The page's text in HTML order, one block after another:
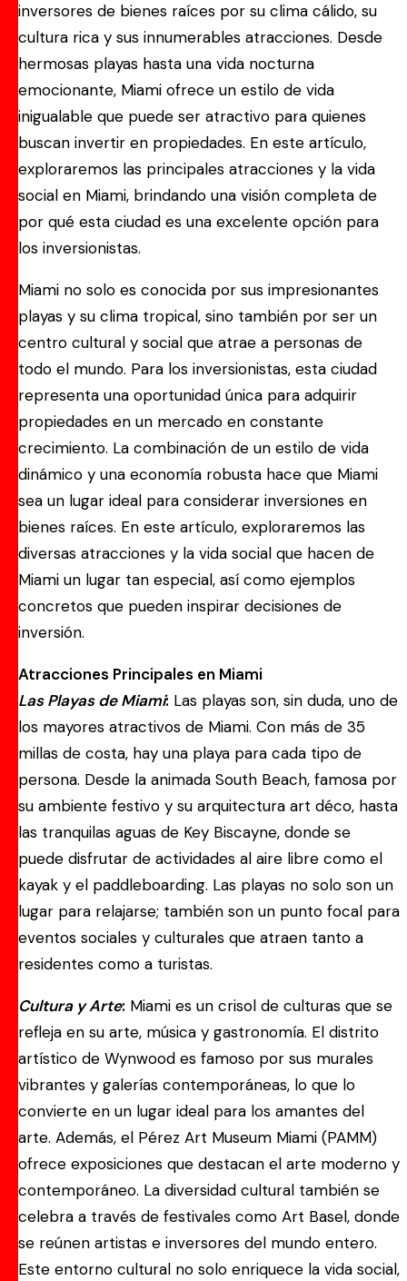
inversores de bienes raíces por su clima cálido, su
cultura rica y sus innumerables atracciones. Desde
hermosas playas hasta una vida nocturna
emocionante, Miami ofrece un estilo de vida
inigualable que puede ser atractivo para quienes
buscan invertir en propiedades. En este artículo,
exploraremos las principales atracciones y la vida
social en Miami, brindando una visión completa de
por qué esta ciudad es una excelente opción para
los inversionistas.
Miami no solo es conocida por sus impresionantes
playas y su clima tropical, sino también por ser un
centro cultural y social que atrae a personas de
todo el mundo. Para los inversionistas, esta ciudad
representa una oportunidad única para adquirir
propiedades en un mercado en constante
crecimiento. La combinación de un estilo de vida
dinámico y una economía robusta hace que Miami
sea un lugar ideal para considerar inversiones en
bienes raíces. En este artículo, exploraremos las
diversas atracciones y la vida social que hacen de
Miami un lugar tan especial, así como ejemplos
concretos que pueden inspirar decisiones de
inversión.
Atracciones Principales en Miami
Las Playas de Miami: Las playas son, sin duda, uno de
los mayores atractivos de Miami. Con más de 35
millas de costa, hay una playa para cada tipo de
persona. Desde la animada South Beach, famosa por
su ambiente festivo y su arquitectura art déco, hasta
las tranquilas aguas de Key Biscayne, donde se
puede disfrutar de actividades al aire libre como el
kayak y el paddleboarding. Las playas no solo son un
lugar para relajarse; también son un punto focal para
eventos sociales y culturales que atraen tanto a
residentes como a turistas.
Cultura y Arte: Miami es un crisol de culturas que se
refleja en su arte, música y gastronomía. El distrito
artístico de Wynwood es famoso por sus murales
vibrantes y galerías contemporáneas, lo que lo
convierte en un lugar ideal para los amantes del
arte. Además, el Pérez Art Museum Miami (PAMM)
ofrece exposiciones que destacan el arte moderno y
contemporáneo. La diversidad cultural también se
celebra a través de festivales como Art Basel, donde
se reúnen artistas e inversores del mundo entero.
Este entorno cultural no solo enriquece la vida social,